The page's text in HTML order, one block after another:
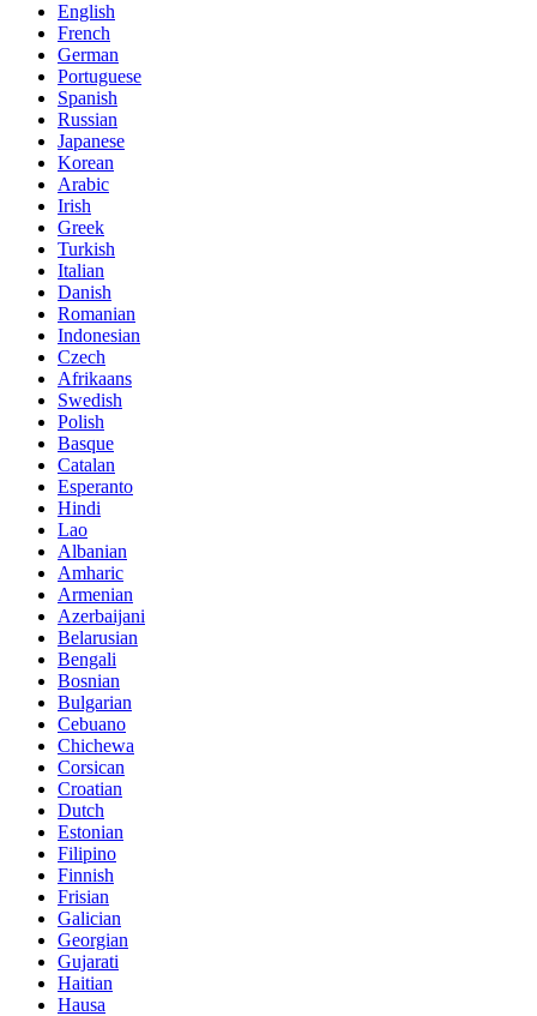
English
French
German
Portuguese
Spanish
Russian
Japanese
Korean
Arabic
Irish
Greek
Turkish
Italian
Danish
Romanian
Indonesian
Czech
Afrikaans
Swedish
Polish
Basque
Catalan
Esperanto
Hindi
Lao
Albanian
Amharic
Armenian
Azerbaijani
Belarusian
Bengali
Bosnian
Bulgarian
Cebuano
Chichewa
Corsican
Croatian
Dutch
Estonian
Filipino
Finnish
Frisian
Galician
Georgian
Gujarati
Haitian
Hausa